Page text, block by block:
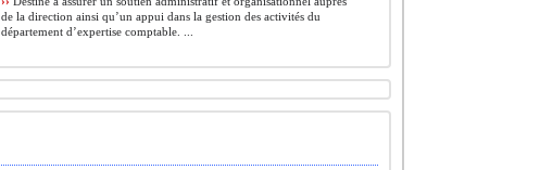
de la direction ainsi qu’un appui dans la gestion des activités du
département d’expertise comptable. ...